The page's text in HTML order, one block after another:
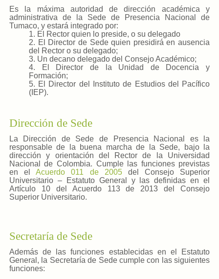
Es la máxima autoridad de dirección académica y
administrativa de la Sede de Presencia Nacional de
Tumaco, y estará integrado por:
1. El Rector quien lo preside, o su delegado
2. El Director de Sede quien presidirá en ausencia
del Rector o su delegado;
3. Un decano delegado del Consejo Académico;
4. El Director de la Unidad de Docencia y
Formación;
5. El Director del Instituto de Estudios del Pacífico
(IEP).
Dirección de Sede
La Dirección de Sede de Presencia Nacional es la
responsable de la buena marcha de la Sede, bajo la
dirección y orientación del Rector de la Universidad
Nacional de Colombia. Cumple las funciones previstas
en elAcuerdo 011 de 2005del Consejo Superior
Universitario – Estatuto General y las definidas en el
Artículo 10 del Acuerdo 113 de 2013 del Consejo
Superior Universitario.
Secretaría de Sede
Además de las funciones establecidas en el Estatuto
General, la Secretaría de Sede cumple con las siguientes
funciones: